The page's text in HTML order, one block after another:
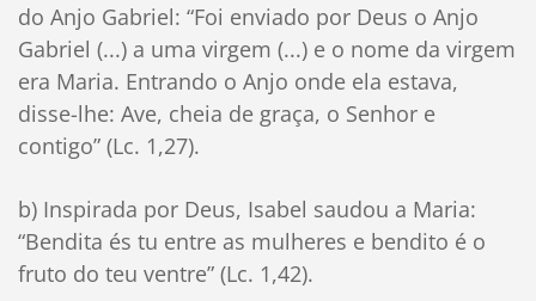
do Anjo Gabriel: “Foi enviado por Deus o Anjo
Gabriel (...) a uma virgem (...) e o nome da virgem
era Maria. Entrando o Anjo onde ela estava,
disse-lhe: Ave, cheia de graça, o Senhor e
contigo” (Lc. 1,27).
b) Inspirada por Deus, Isabel saudou a Maria:
“Bendita és tu entre as mulheres e bendito é o
fruto do teu ventre” (Lc. 1,42).